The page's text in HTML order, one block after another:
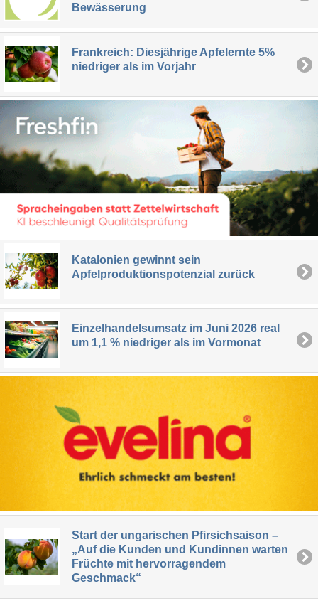
Bewässerung
Frankreich: Diesjährige Apfelernte 5%
niedriger als im Vorjahr
Katalonien gewinnt sein
Apfelproduktionspotenzial zurück
Einzelhandelsumsatz im Juni 2026 real
um 1,1 % niedriger als im Vormonat
Start der ungarischen Pfirsichsaison –
„Auf die Kunden und Kundinnen warten
Früchte mit hervorragendem
Geschmack“